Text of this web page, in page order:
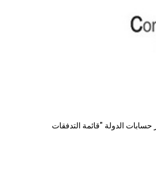
حسابات الدولة "قائمة التدفقات